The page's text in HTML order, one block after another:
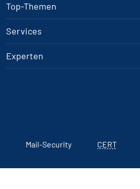
Top-Themen
Services
Experten
Mail-Security CERT